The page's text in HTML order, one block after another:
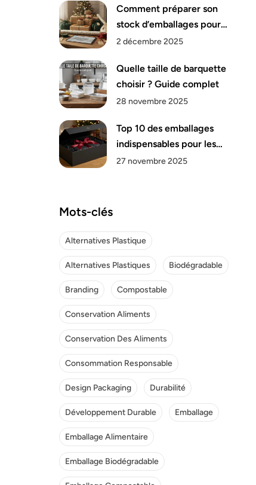
Comment préparer son
stock d’emballages pour
Noël ?
2 décembre 2025
Quelle taille de barquette
choisir ? Guide complet
28 novembre 2025
Top 10 des emballages
indispensables pour les
fêtes de fin d’année
27 novembre 2025
Mots-clés
Alternatives Plastique
Alternatives Plastiques Biodégradable
Branding Compostable
Conservation Aliments
Conservation Des Aliments
Consommation Responsable
Design Packaging Durabilité
Développement Durable Emballage
Emballage Alimentaire
Emballage Biodégradable